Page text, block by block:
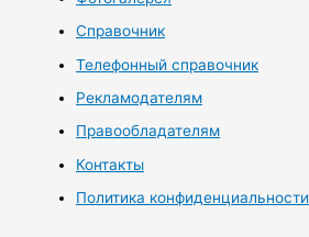
Справочник
Телефонный справочник
Рекламодателям
Правообладателям
Контакты
Политика конфиденциальности